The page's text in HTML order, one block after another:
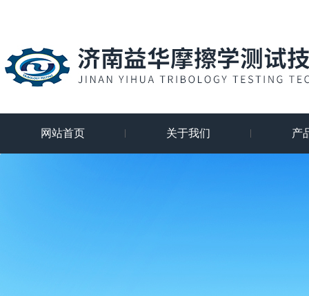
网站首页 关于我们 产